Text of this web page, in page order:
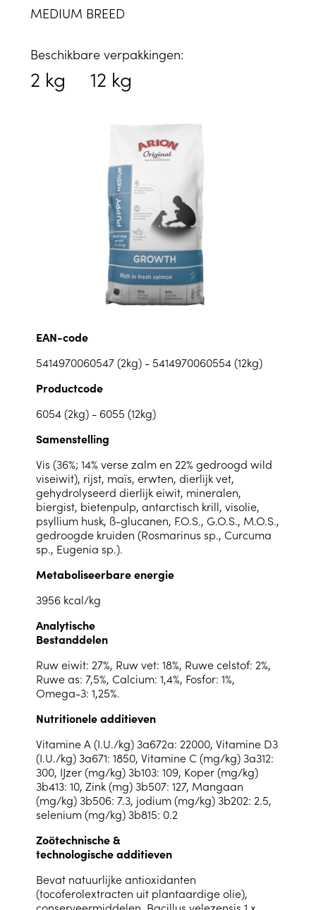
MEDIUM BREED
Beschikbare verpakkingen:
2 kg 12 kg
EAN-code
5414970060547 (2kg) - 5414970060554 (12kg)
Productcode
6054 (2kg) - 6055 (12kg)
Samenstelling
Vis (36%; 14% verse zalm en 22% gedroogd wild
viseiwit), rijst, maïs, erwten, dierlijk vet,
gehydrolyseerd dierlijk eiwit, mineralen,
biergist, bietenpulp, antarctisch krill, visolie,
psyllium husk, ß-glucanen, F.O.S., G.O.S., M.O.S.,
gedroogde kruiden (Rosmarinus sp., Curcuma
sp., Eugenia sp.).
Metaboliseerbare energie
3956 kcal/kg
Analytische
Bestanddelen
Ruw eiwit: 27%, Ruw vet: 18%, Ruwe celstof: 2%,
Ruwe as: 7,5%, Calcium: 1,4%, Fosfor: 1%,
Omega-3: 1,25%.
Nutritionele additieven
Vitamine A (I.U./kg) 3a672a: 22000, Vitamine D3
(I.U./kg) 3a671: 1850, Vitamine C (mg/kg) 3a312:
300, IJzer (mg/kg) 3b103: 109, Koper (mg/kg)
3b413: 10, Zink (mg) 3b507: 127, Mangaan
(mg/kg) 3b506: 7.3, jodium (mg/kg) 3b202: 2.5,
selenium (mg/kg) 3b815: 0.2
Zoötechnische &
technologische additieven
Bevat natuurlijke antioxidanten
(tocoferolextracten uit plantaardige olie),